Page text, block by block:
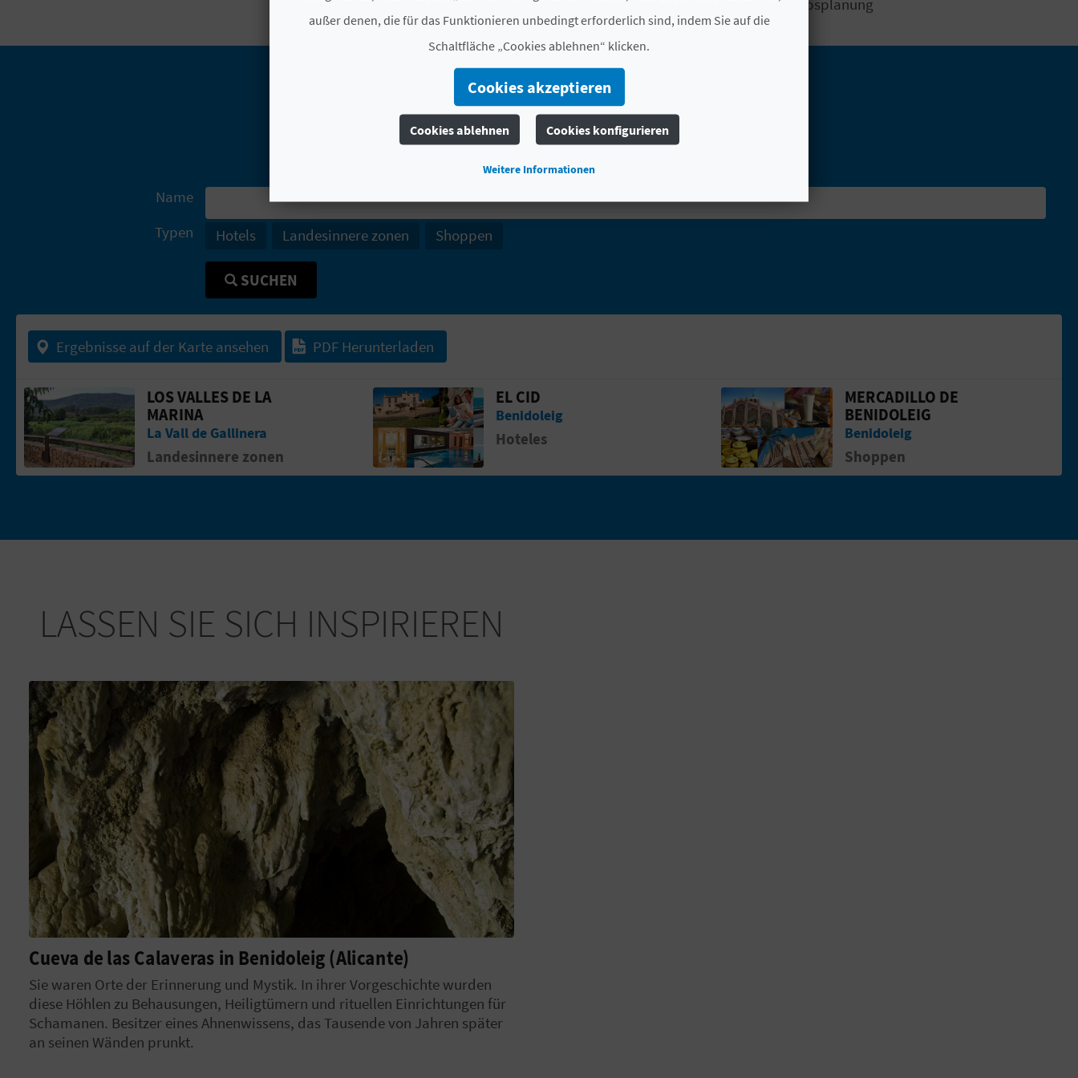
FINDEN SIE
Name
Typen
Hotels Landesinnere zonen Shoppen
SUCHEN
Ergebnisse auf der Karte ansehen PDF Herunterladen
Gehen Sie auf die Seite vonLos Valles de La Marina
LOS VALLES DE LA
MARINA
La Vall de Gallinera
Landesinnere zonen
Gehen Sie auf die Seite vonEL CID
EL CID
Benidoleig
Hoteles
Gehen Sie auf die Seite vonMercadillo
MERCADILLO DE
BENIDOLEIG
Benidoleig
Shoppen
LASSEN SIE SICH INSPIRIEREN
Cueva de las Calaveras in Benidoleig (Alicante)
Sie waren Orte der Erinnerung und Mystik. In ihrer Vorgeschichte wurden
diese Höhlen zu Behausungen, Heiligtümern und rituellen Einrichtungen für
Schamanen. Besitzer eines Ahnenwissens, das Tausende von Jahren später
an seinen Wänden prunkt.
außer denen, die für das Funktionieren unbedingt erforderlich sind, indem Sie auf die
Schaltfläche „Cookies ablehnen“ klicken.
Cookies akzeptieren
Cookies ablehnen Cookies konfigurieren
Weitere Informationen